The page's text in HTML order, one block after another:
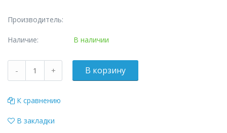
Производитель:
Наличие: В наличии
К сравнению
В закладки